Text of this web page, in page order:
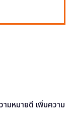
มหมายดี เพิ่มความ